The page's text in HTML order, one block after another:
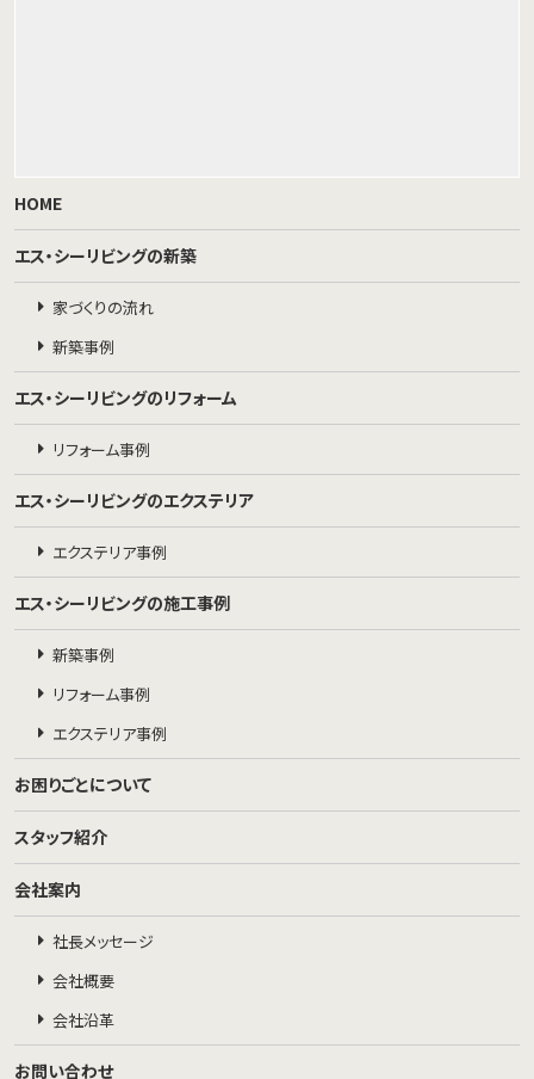
HOME
エス・シーリビングの新築
家づくりの流れ
新築事例
エス・シーリビングのリフォーム
リフォーム事例
エス・シーリビングのエクステリア
エクステリア事例
エス・シーリビングの施工事例
新築事例
リフォーム事例
エクステリア事例
お困りごとについて
スタッフ紹介
会社案内
社長メッセージ
会社概要
会社沿革
お問い合わせ